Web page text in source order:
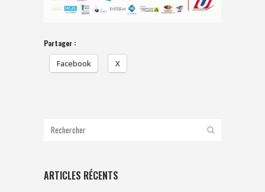
Partager :
Facebook X
ARTICLES RÉCENTS